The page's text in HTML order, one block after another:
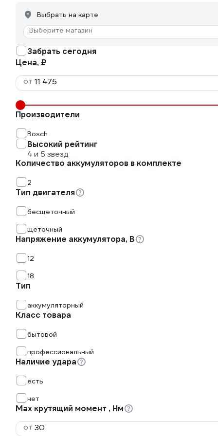
Выбрать на карте
Выберите магазин
Забрать сегодня
Цена, ₽
от
Производители
Bosch
Высокий рейтинг
4 и 5 звезд
Количество аккумуляторов в комплекте
2
Тип двигателя
бесщеточный
щеточный
Напряжение аккумулятора, В
12
18
Тип
аккумуляторный
Класс товара
бытовой
профессиональный
Наличие удара
есть
нет
Max крутящий момент , Нм
от